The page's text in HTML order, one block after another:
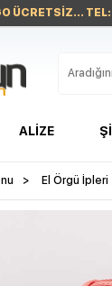
ÜCRETSİZ...
ALIZE
> El Örgü İpleri